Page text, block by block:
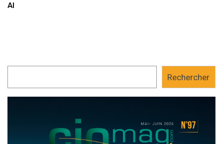
AI
Rechercher